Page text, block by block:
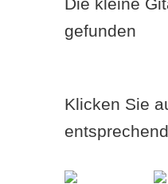
gefunden
Klicken Sie